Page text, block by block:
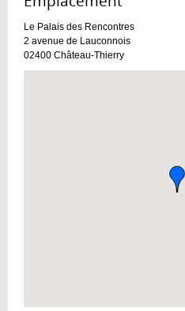
Le Palais des Rencontres
2 avenue de Lauconnois
02400 Château-Thierry